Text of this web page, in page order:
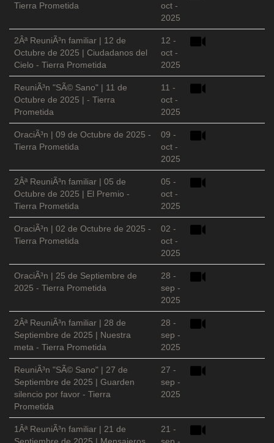
Tierra Prometida
oct -
2025
2Âª ReuniÃ³n familiar | 12 de
Octubre de 2025 | Ciudadanos del
Cielo - Tierra Prometida
12 -
oct -
2025
ReuniÃ³n "SÃ© Sano" | 11 de
Octubre de 2025 | - Tierra
Prometida
11 -
oct -
2025
OraciÃ³n | 09 de Octubre de 2025 -
Tierra Prometida
09 -
oct -
2025
2Âª ReuniÃ³n familiar | 05 de
Octubre de 2025 | El Premio -
Tierra Prometida
05 -
oct -
2025
OraciÃ³n | 02 de Octubre de 2025 -
Tierra Prometida
02 -
oct -
2025
OraciÃ³n | 25 de Septiembre de
2025 - Tierra Prometida
28 -
sep -
2025
2Âª ReuniÃ³n familiar | 28 de
Septiembre de 2025 | Nuestra
meta - Tierra Prometida
28 -
sep -
2025
ReuniÃ³n "SÃ© Sano" | 27 de
Septiembre de 2025 | Guarden
silencio por favor - Tierra
Prometida
27 -
sep -
2025
1Âª ReuniÃ³n familiar | 21 de
21 -